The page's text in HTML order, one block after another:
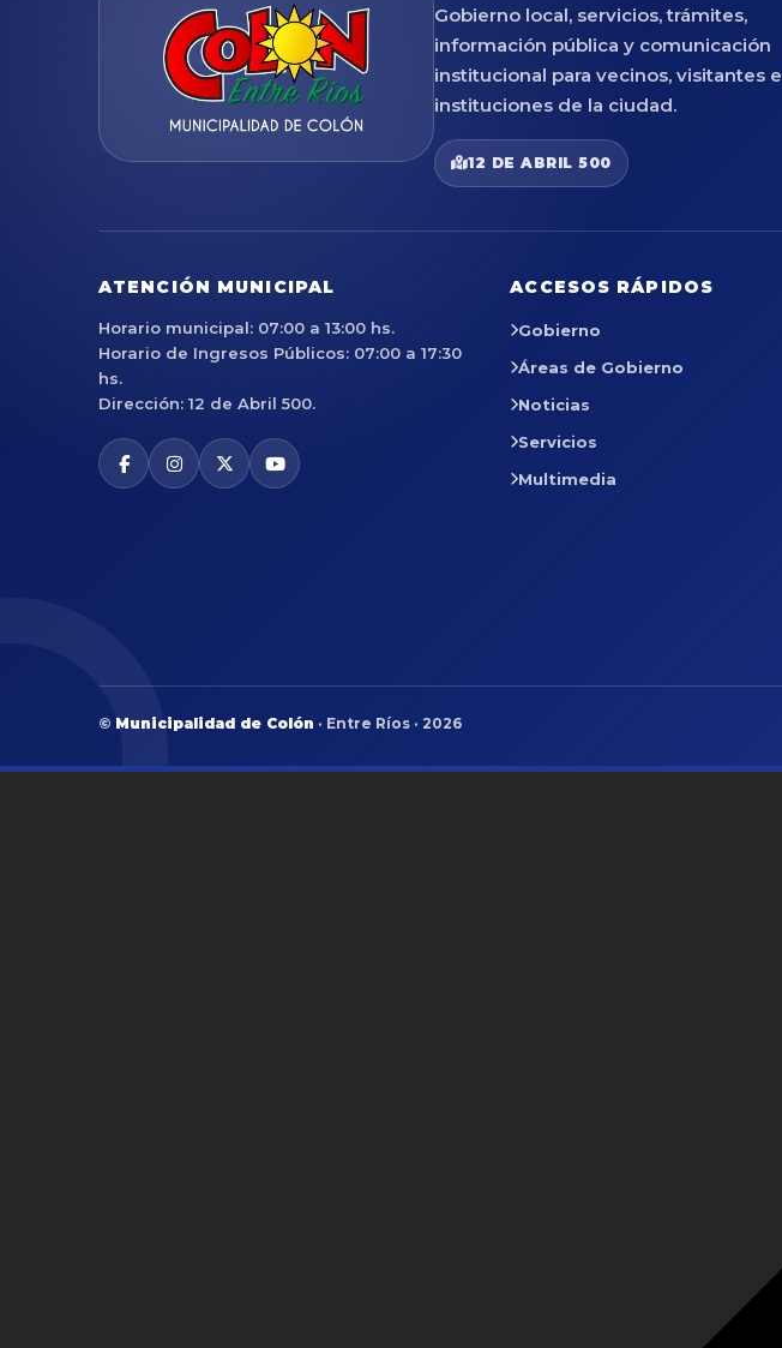
Gobierno local, servicios, trámites,
información pública y comunicación
institucional para vecinos, visitantes e
instituciones de la ciudad.
12 DE ABRIL 500
ATENCIÓN MUNICIPAL
Horario municipal: 07:00 a 13:00 hs.
Horario de Ingresos Públicos: 07:00 a 17:30
hs.
Dirección: 12 de Abril 500.
ACCESOS RÁPIDOS
Gobierno
Áreas de Gobierno
Noticias
Servicios
Multimedia
© Municipalidad de Colón · Entre Ríos · 2026